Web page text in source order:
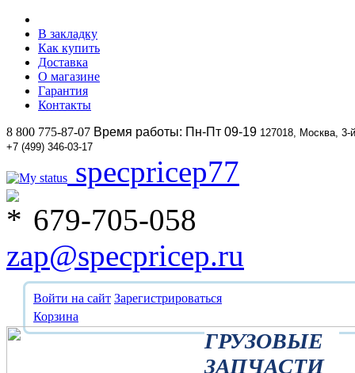
В закладку
Как купить
Доставка
О магазине
Гарантия
Контакты
8 800 775-87-07 Время работы: Пн-Пт 09-19 127018, Москва,
+7 (499) 346-03-17
specpricep77
679-705-058
zap@specpricep.ru
Войти на сайт Зарегистрироваться
Корзина
ГРУЗОВЫЕ
ЗАПЧАСТИ